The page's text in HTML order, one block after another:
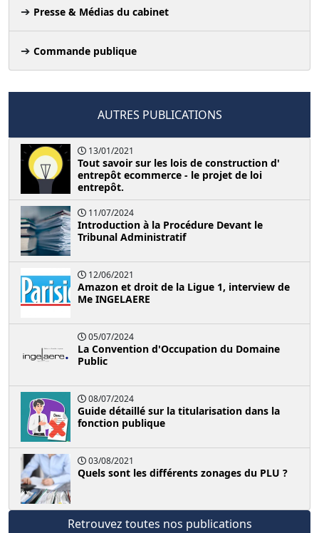
Presse & Médias du cabinet
Commande publique
AUTRES PUBLICATIONS
13/01/2021
Tout savoir sur les lois de construction d'
entrepôt ecommerce - le projet de loi
entrepôt.
11/07/2024
Introduction à la Procédure Devant le
Tribunal Administratif
12/06/2021
Amazon et droit de la Ligue 1, interview de
Me INGELAERE
05/07/2024
La Convention d'Occupation du Domaine
Public
08/07/2024
Guide détaillé sur la titularisation dans la
fonction publique
03/08/2021
Quels sont les différents zonages du PLU ?
Retrouvez toutes nos publications